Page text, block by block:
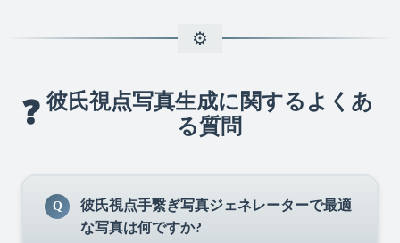
❓ 彼氏視点写真生成に関するよくあ
る質問
Q
彼氏視点手繋ぎ写真ジェネレーターで最適
な写真は何ですか?